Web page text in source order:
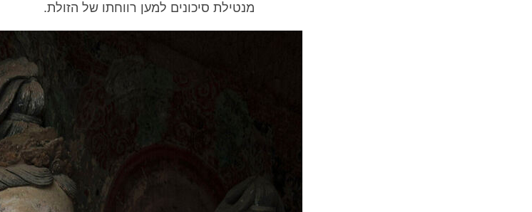
מנטילת סיכונים למען רווחתו של הזולת.